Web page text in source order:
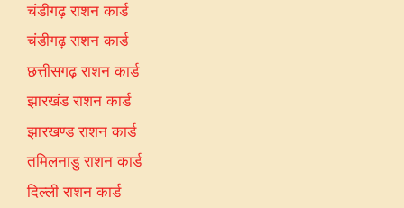
चंडीगढ़ राशन कार्ड
चंडीगढ़ राशन कार्ड
छत्तीसगढ़ राशन कार्ड
झारखंड राशन कार्ड
झारखण्ड राशन कार्ड
तमिलनाडु राशन कार्ड
दिल्ली राशन कार्ड